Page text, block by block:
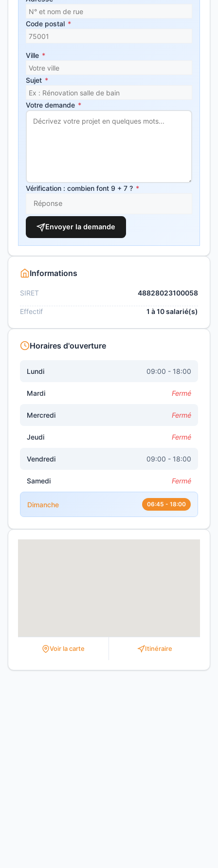
Code postal *
Ville *
Sujet *
Votre demande *
Vérification : combien font 9 + 7 ? *
Envoyer la demande
Informations
SIRET 48828023100058
Effectif 1 à 10 salarié(s)
Horaires d'ouverture
Lundi 09:00 - 18:00
Mardi Fermé
Mercredi Fermé
Jeudi Fermé
Vendredi 09:00 - 18:00
Samedi Fermé
Dimanche 06:45 - 18:00
Voir la carte Itinéraire